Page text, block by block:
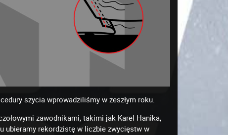
szycia wprowadziliśmy w zeszłym roku.
zawodnikami, takimi jak Karel Hanika,
ubieramy rekordzistę w liczbie zwycięstw w